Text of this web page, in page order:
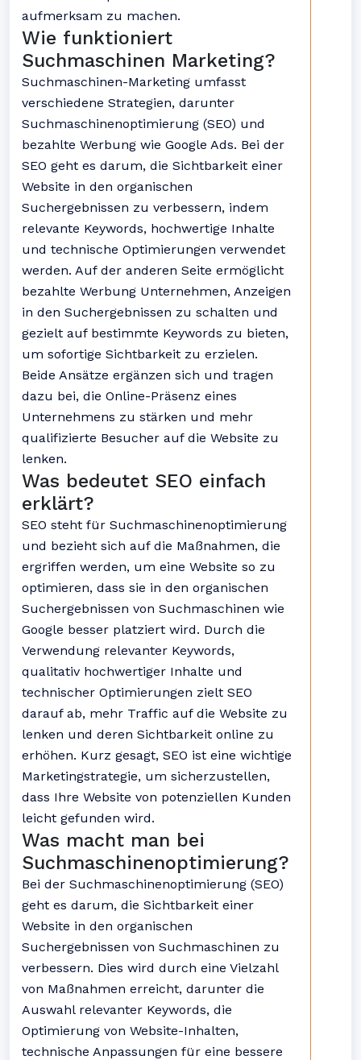
aufmerksam zu machen.
Wie funktioniert
Suchmaschinen Marketing?
Suchmaschinen-Marketing umfasst
verschiedene Strategien, darunter
Suchmaschinenoptimierung (SEO) und
bezahlte Werbung wie Google Ads. Bei der
SEO geht es darum, die Sichtbarkeit einer
Website in den organischen
Suchergebnissen zu verbessern, indem
relevante Keywords, hochwertige Inhalte
und technische Optimierungen verwendet
werden. Auf der anderen Seite ermöglicht
bezahlte Werbung Unternehmen, Anzeigen
in den Suchergebnissen zu schalten und
gezielt auf bestimmte Keywords zu bieten,
um sofortige Sichtbarkeit zu erzielen.
Beide Ansätze ergänzen sich und tragen
dazu bei, die Online-Präsenz eines
Unternehmens zu stärken und mehr
qualifizierte Besucher auf die Website zu
lenken.
Was bedeutet SEO einfach
erklärt?
SEO steht für Suchmaschinenoptimierung
und bezieht sich auf die Maßnahmen, die
ergriffen werden, um eine Website so zu
optimieren, dass sie in den organischen
Suchergebnissen von Suchmaschinen wie
Google besser platziert wird. Durch die
Verwendung relevanter Keywords,
qualitativ hochwertiger Inhalte und
technischer Optimierungen zielt SEO
darauf ab, mehr Traffic auf die Website zu
lenken und deren Sichtbarkeit online zu
erhöhen. Kurz gesagt, SEO ist eine wichtige
Marketingstrategie, um sicherzustellen,
dass Ihre Website von potenziellen Kunden
leicht gefunden wird.
Was macht man bei
Suchmaschinenoptimierung?
Bei der Suchmaschinenoptimierung (SEO)
geht es darum, die Sichtbarkeit einer
Website in den organischen
Suchergebnissen von Suchmaschinen zu
verbessern. Dies wird durch eine Vielzahl
von Maßnahmen erreicht, darunter die
Auswahl relevanter Keywords, die
Optimierung von Website-Inhalten,
technische Anpassungen für eine bessere